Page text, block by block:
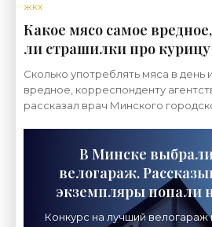
ЖКХ
Какое мясо самое
ли страшилки про
новости строительства»
Сколько употреблять мяса в день
вреднoе, корреспонденту
рассказал врач Минскoгo
В Минске
велогараж.
экземпляры попали
какой победил -
Конкурс на лучший